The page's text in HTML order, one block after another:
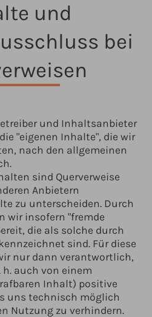
und
bei
und Inhaltsanbieter
"eigenen Inhalte", die wir
nach den allgemeinen
sind Querverweise
Anbietern
zu unterscheiden. Durch
wir insofern "fremde
die als solche durch
sind. Für diese
nur dann verantwortlich,
auch von einem
Inhalt) positive
uns technisch möglich
Nutzung zu verhindern.